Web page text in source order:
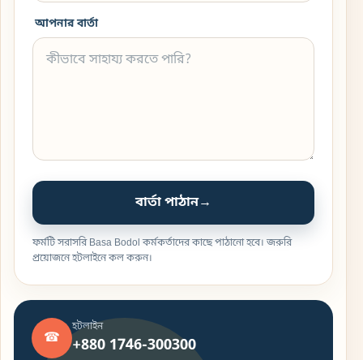
আপনার বার্তা
বার্তা পাঠান→
ফর্মটি সরাসরি Basa Bodol কর্মকর্তাদের কাছে পাঠানো হবে। জরুরি
প্রয়োজনে হটলাইনে কল করুন।
☎
হটলাইন
+880 1746-300300